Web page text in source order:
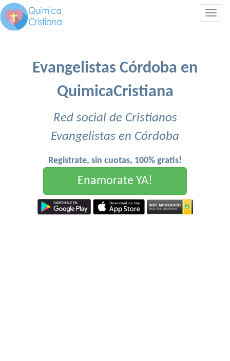
Evangelistas Córdoba en
QuimicaCristiana
Red social de Cristianos
Evangelistas en Córdoba
Registrate, sin cuotas, 100% gratis!
Enamorate YA!